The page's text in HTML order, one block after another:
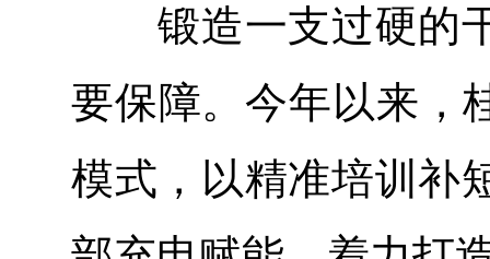
锻造一支过硬的干
要保障。今年以来，
模式，以精准培训补